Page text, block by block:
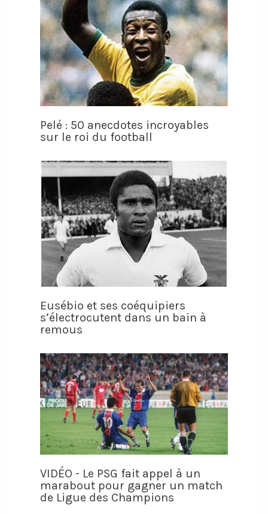
Pelé : 50 anecdotes incroyables
sur le roi du football
Eusébio et ses coéquipiers
s’électrocutent dans un bain à
remous
VIDÉO - Le PSG fait appel à un
marabout pour gagner un match
de Ligue des Champions